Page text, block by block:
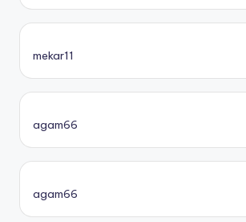
mekar11
agam66
agam66